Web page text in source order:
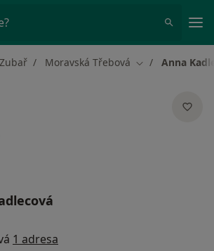
Zubař Moravská Třebová Změna města
Anna
1 adresa